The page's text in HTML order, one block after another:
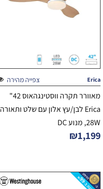
צפייה מהירה Erica
מאוורר תקרה ווסטינגהאוס 42"
Erica לבן/עץ אלון עם שלט ותאורה
28W, מנוע DC
₪1,199